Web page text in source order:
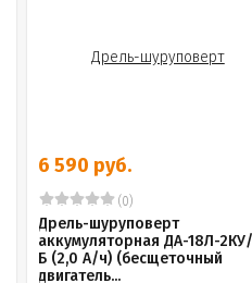
6 590 руб.
(0)
Дрель-шуруповерт
аккумуляторная ДА-18Л-
Б (2,0 А/ч) (бесщеточный
двигатель...